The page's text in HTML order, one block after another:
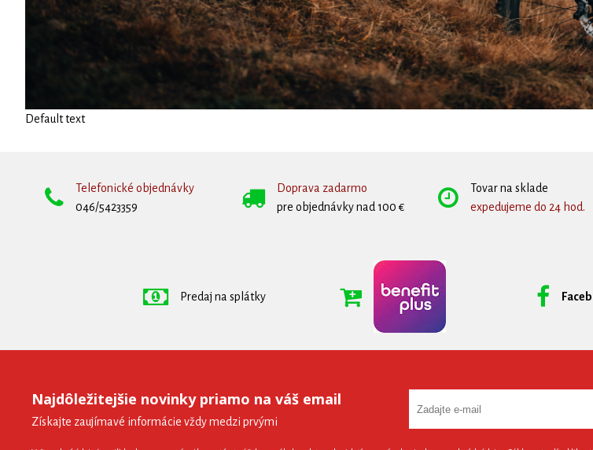
Default text
Telefonické objednávky
046/5423359
Doprava zadarmo
pre objednávky nad 100 €
Tovar na sklade
expedujeme do 24 hod.
Predaj na splátky
Najdôležitejšie novinky priamo na váš email
Získajte zaujímavé informácie vždy medzi prvými